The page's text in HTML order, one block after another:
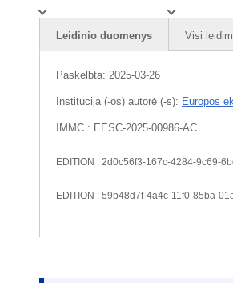
Leidinio duomenys Visi
Paskelbta: 2025-03-26
Institucija (-os) autorė (-s): Europos
IMMC : EESC-2025-00986-AC
EDITION : 2d0c56f3-167c-4284-9c69-
EDITION : 59b48d7f-4a4c-11f0-85ba-